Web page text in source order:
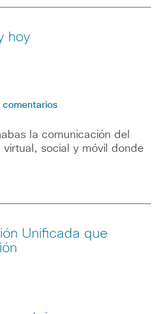
hoy
comentarios
la comunicación del
social y móvil donde
Unificada que